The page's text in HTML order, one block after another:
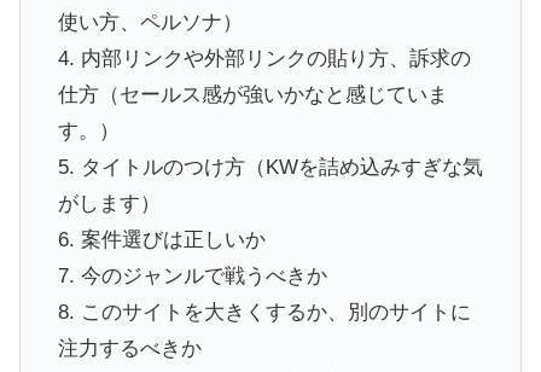
使い方、ペルソナ）
4. 内部リンクや外部リンクの貼り方、訴求の
仕方（セールス感が強いかなと感じていま
す。）
5. タイトルのつけ方（KWを詰め込みすぎな気
がします）
6. 案件選びは正しいか
7. 今のジャンルで戦うべきか
8. このサイトを大きくするか、別のサイトに
注力するべきか